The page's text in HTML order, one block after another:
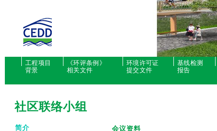
工程项目
背景
《环评条例》
相关文件
环境许可证
提交文件
基线检测
报告
社区联络小组
简介 会议资料